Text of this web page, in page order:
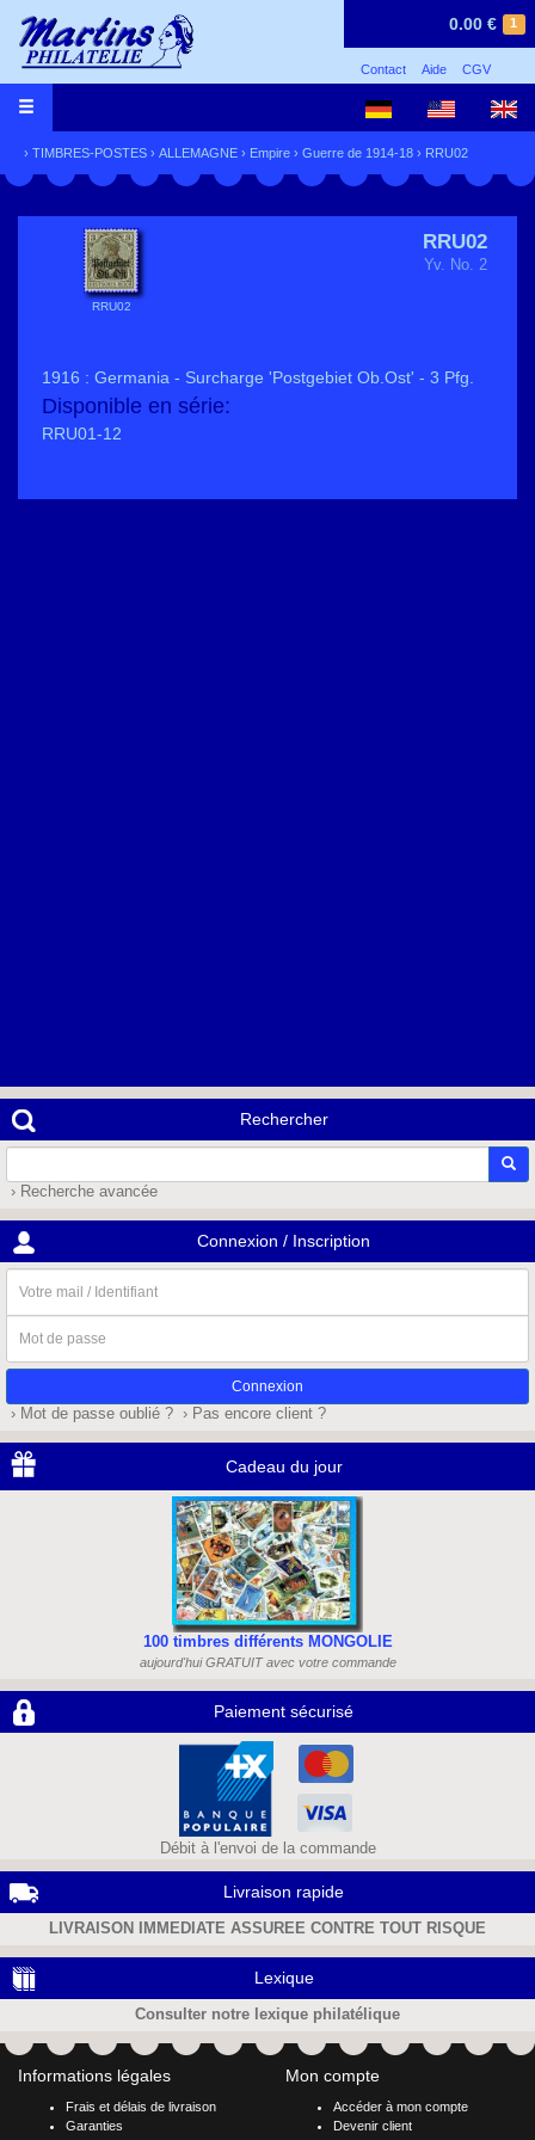
1
0.00 €
Contact Aide CGV
› TIMBRES-POSTES › ALLEMAGNE › Empire › Guerre de 1914-18 › RRU02
RRU02
RRU02
Yv. No. 2
1916 : Germania - Surcharge 'Postgebiet Ob.Ost' - 3 Pfg.
Disponible en série:
RRU01-12
Rechercher
› Recherche avancée
Connexion / Inscription
mail
/
Identifiant
de
passe
› Mot de passe oublié ? › Pas encore client ?
Cadeau du jour
100 timbres différents MONGOLIE
aujourd'hui GRATUIT avec votre commande
Paiement sécurisé
Débit à l'envoi de la commande
Livraison rapide
LIVRAISON IMMEDIATE ASSUREE CONTRE TOUT RISQUE
Lexique
Consulter notre lexique philatélique
Informations légales
Frais et délais de livraison
Garanties
Mon compte
Accéder à mon compte
Devenir client